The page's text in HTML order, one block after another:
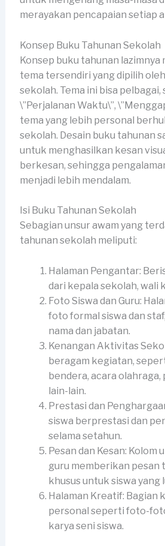
merayakan pencapaian setiap
Konsep Buku Tahunan Sekolah
Konsep buku tahunan
tema tersendiri yang dipilih
sekolah. Tema ini bisa
\”Perjalanan Waktu\”,
tema yang lebih personal
sekolah. Desain buku tahunan
untuk menghasilkan kesan
berkesan, sehingga
menjadi lebih mendalam.
Isi Buku Tahunan Sekolah
Sebagian unsur awam yang
tahunan sekolah meliputi:
Halaman Pengantar:
dari kepala sekolah, wali
Foto Siswa dan Guru:
foto formal siswa dan
nama dan jabatan.
Kenangan Aktivitas
beragam kegiatan,
bendera, acara olahraga,
lain-lain.
Prestasi dan
siswa berprestasi dan
selama setahun.
Pesan dan Kesan: Kolom
guru memberikan pesan
khusus untuk siswa yang
Halaman Kreatif: Bagian
personal seperti foto-
karya seni siswa.